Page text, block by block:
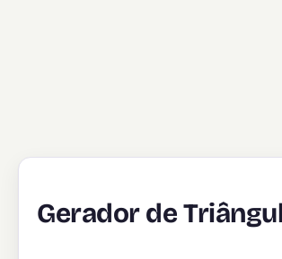
Gerador de